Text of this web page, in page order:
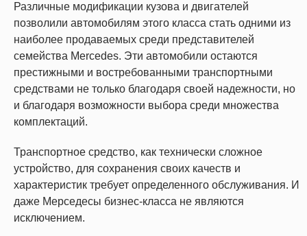
Различные модификации кузова и двигателей
позволили автомобилям этого класса стать одними из
наиболее продаваемых среди представителей
семейства Mercedes. Эти автомобили остаются
престижными и востребованными транспортными
средствами не только благодаря своей надежности, но
и благодаря возможности выбора среди множества
комплектаций.
Транспортное средство, как технически сложное
устройство, для сохранения своих качеств и
характеристик требует определенного обслуживания. И
даже Мерседесы бизнес-класса не являются
исключением.